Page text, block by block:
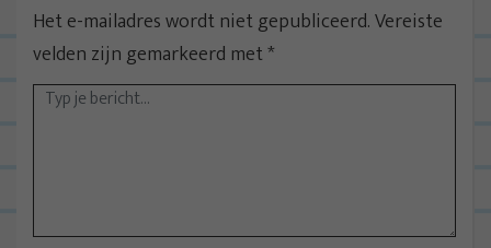
Het e-mailadres wordt niet gepubliceerd.Vereiste
velden zijn gemarkeerd met*